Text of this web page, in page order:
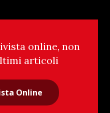
online, non
articoli
Online